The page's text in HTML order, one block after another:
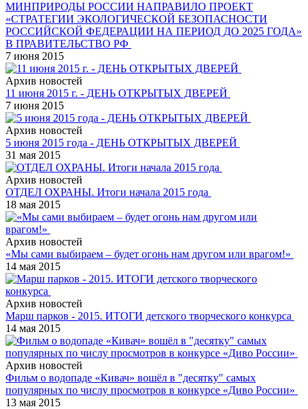
МИНПРИРОДЫ РОССИИ НАПРАВИЛО ПРОЕКТ
«СТРАТЕГИИ ЭКОЛОГИЧЕСКОЙ БЕЗОПАСНОСТИ
РОССИЙСКОЙ ФЕДЕРАЦИИ НА ПЕРИОД ДО 2025 ГОДА»
В ПРАВИТЕЛЬСТВО РФ
7 июня 2015
Архив новостей
11 июня 2015 г. - ДЕНЬ ОТКРЫТЫХ ДВЕРЕЙ
7 июня 2015
Архив новостей
5 июня 2015 года - ДЕНЬ ОТКРЫТЫХ ДВЕРЕЙ
31 мая 2015
Архив новостей
ОТДЕЛ ОХРАНЫ. Итоги начала 2015 года
18 мая 2015
Архив новостей
«Мы сами выбираем – будет огонь нам другом или врагом!»
14 мая 2015
Архив новостей
Марш парков - 2015. ИТОГИ детского творческого конкурса
14 мая 2015
Архив новостей
Фильм о водопаде «Кивач» вошёл в "десятку" самых
популярных по числу просмотров в конкурсе «Диво России»
13 мая 2015